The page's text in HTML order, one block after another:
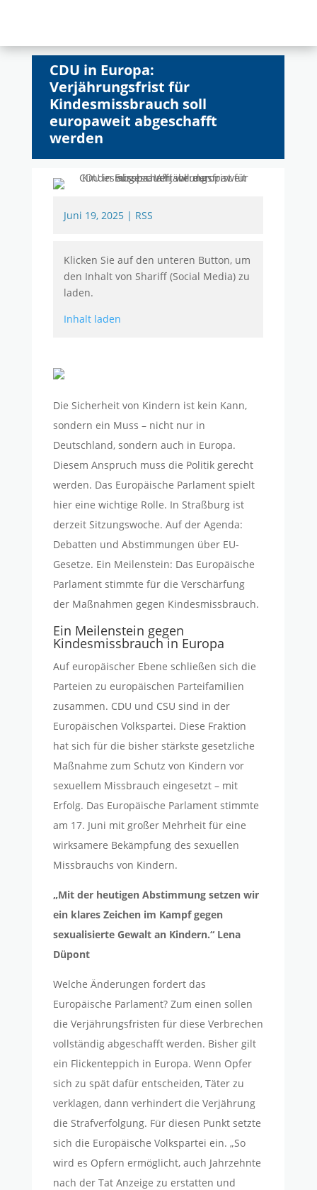
CDU in Europa:
Verjährungsfrist für
Kindesmissbrauch soll
europaweit abgeschafft
werden
Juni 19, 2025| RSS
Klicken Sie auf den unteren Button, um
den Inhalt von Shariff (Social Media) zu
laden.
Inhalt laden
Die Sicherheit von Kindern ist kein Kann,
sondern ein Muss – nicht nur in
Deutschland, sondern auch in Europa.
Diesem Anspruch muss die Politik gerecht
werden. Das Europäische Parlament spielt
hier eine wichtige Rolle. In Straßburg ist
derzeit Sitzungswoche. Auf der Agenda:
Debatten und Abstimmungen über EU-
Gesetze. Ein Meilenstein: Das Europäische
Parlament stimmte für die Verschärfung
der Maßnahmen gegen Kindesmissbrauch.
Ein Meilenstein gegen
Kindesmissbrauch in Europa
Auf europäischer Ebene schließen sich die
Parteien zu europäischen Parteifamilien
zusammen. CDU und CSU sind in der
Europäischen Volkspartei. Diese Fraktion
hat sich für die bisher stärkste gesetzliche
Maßnahme zum Schutz von Kindern vor
sexuellem Missbrauch eingesetzt – mit
Erfolg. Das Europäische Parlament stimmte
am 17. Juni mit großer Mehrheit für eine
wirksamere Bekämpfung des sexuellen
Missbrauchs von Kindern.
„Mit der heutigen Abstimmung setzen wir
ein klares Zeichen im Kampf gegen
sexualisierte Gewalt an Kindern.“ Lena
Düpont
Welche Änderungen fordert das
Europäische Parlament? Zum einen sollen
die Verjährungsfristen für diese Verbrechen
vollständig abgeschafft werden. Bisher gilt
ein Flickenteppich in Europa. Wenn Opfer
sich zu spät dafür entscheiden, Täter zu
verklagen, dann verhindert die Verjährung
die Strafverfolgung. Für diesen Punkt setzte
sich die Europäische Volkspartei ein. „So
wird es Opfern ermöglicht, auch Jahrzehnte
nach der Tat Anzeige zu erstatten und